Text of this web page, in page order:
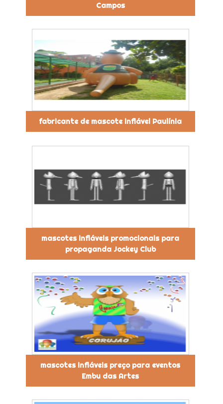
Campos
fabricante de mascote inflável Paulínia
mascotes infláveis promocionais para
propaganda Jockey Club
mascotes infláveis preço para eventos
Embu das Artes